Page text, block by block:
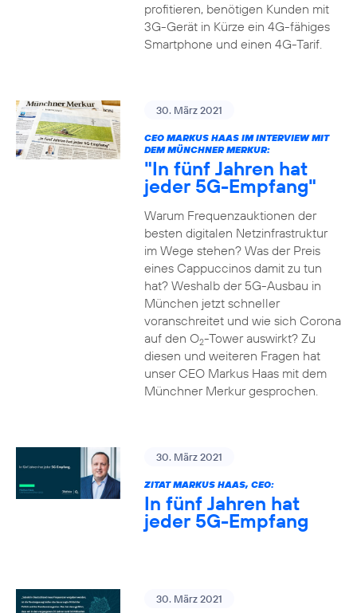
profitieren, benötigen Kunden mit
3G-Gerät in Kürze ein 4G-fähiges
Smartphone und einen 4G-Tarif.
30. März 2021
CEO MARKUS HAAS IM INTERVIEW MIT
DEM MÜNCHNER MERKUR:
"In fünf Jahren hat
jeder 5G-Empfang"
Warum Frequenzauktionen der
besten digitalen Netzinfrastruktur
im Wege stehen? Was der Preis
eines Cappuccinos damit zu tun
hat? Weshalb der 5G-Ausbau in
München jetzt schneller
voranschreitet und wie sich Corona
auf den O2-Tower auswirkt? Zu
diesen und weiteren Fragen hat
unser CEO Markus Haas mit dem
Münchner Merkur gesprochen.
30. März 2021
ZITAT MARKUS HAAS, CEO:
In fünf Jahren hat
jeder 5G-Empfang
30. März 2021